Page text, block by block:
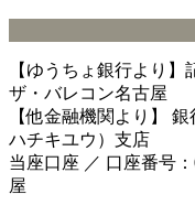
【ゆうちょ銀行より
ザ・バレコン名古屋
【他金融機関より】
ハチキユウ）支店
当座口座 ／ 口座番号
屋